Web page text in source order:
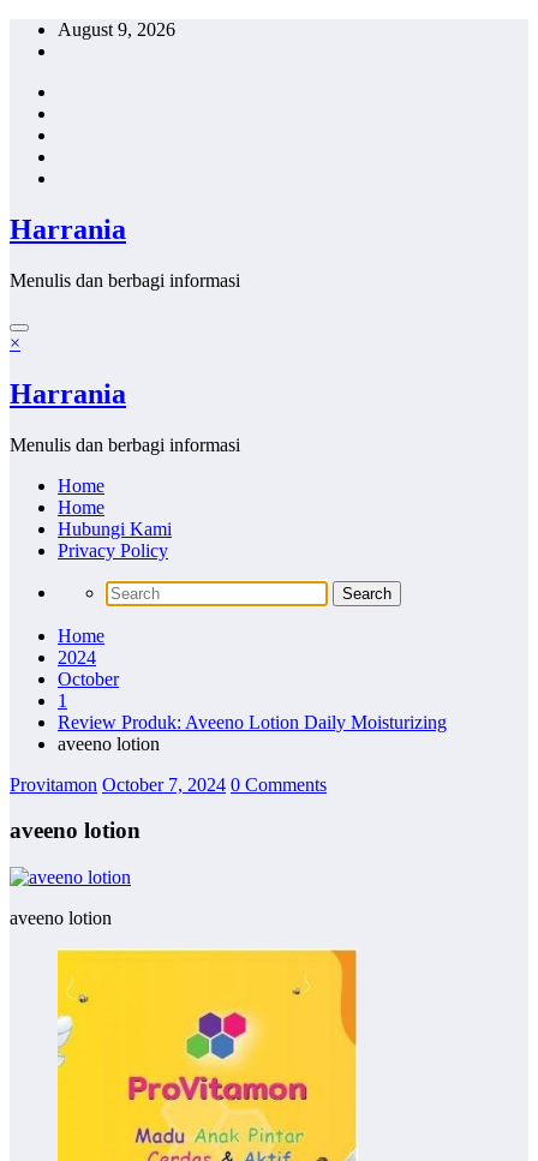
Skip
August 9, 2026
Harrania
Menulis dan berbagi informasi
×
Harrania
Menulis dan berbagi informasi
Home
Home
Hubungi Kami
Privacy Policy
Home
2024
October
1
Review Produk: Aveeno Lotion Daily Moisturizing
aveeno lotion
Provitamon October 7, 2024 0 Comments
aveeno lotion
aveeno lotion